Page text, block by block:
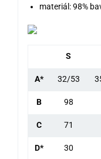
materiál: 98%
S
A* 32/53
B 98
C 71
D* 30